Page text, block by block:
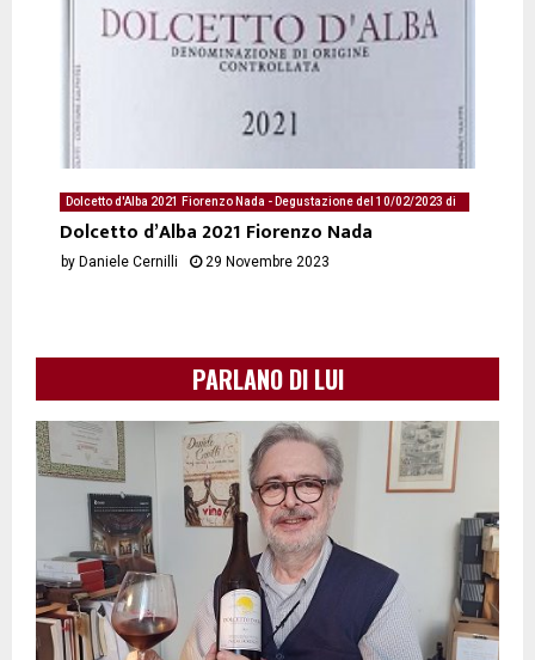
Dolcetto d'Alba 2021 Fiorenzo Nada - Degustazione del 10/02/2023 di
Dolcetto d’Alba 2021 Fiorenzo Nada
by Daniele Cernilli 29 Novembre 2023
PARLANO DI LUI